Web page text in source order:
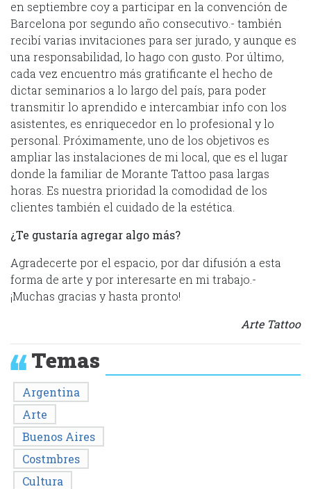
en septiembre coy a participar en la convención de
Barcelona por segundo año consecutivo.- también
recibí varias invitaciones para ser jurado, y aunque es
una responsabilidad, lo hago con gusto. Por último,
cada vez encuentro más gratificante el hecho de
dictar seminarios a lo largo del país, para poder
transmitir lo aprendido e intercambiar info con los
asistentes, es enriquecedor en lo profesional y lo
personal. Próximamente, uno de los objetivos es
ampliar las instalaciones de mi local, que es el lugar
donde la familiar de Morante Tattoo pasa largas
horas. Es nuestra prioridad la comodidad de los
clientes también el cuidado de la estética.
¿Te gustaría agregar algo más?
Agradecerte por el espacio, por dar difusión a esta
forma de arte y por interesarte en mi trabajo.-
¡Muchas gracias y hasta pronto!
Arte Tattoo
Temas
Argentina
Arte
Buenos Aires
Costmbres
Cultura